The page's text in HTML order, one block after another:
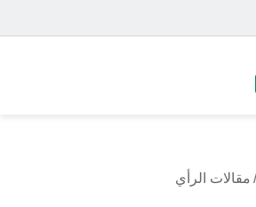
/ مقالات الرأي